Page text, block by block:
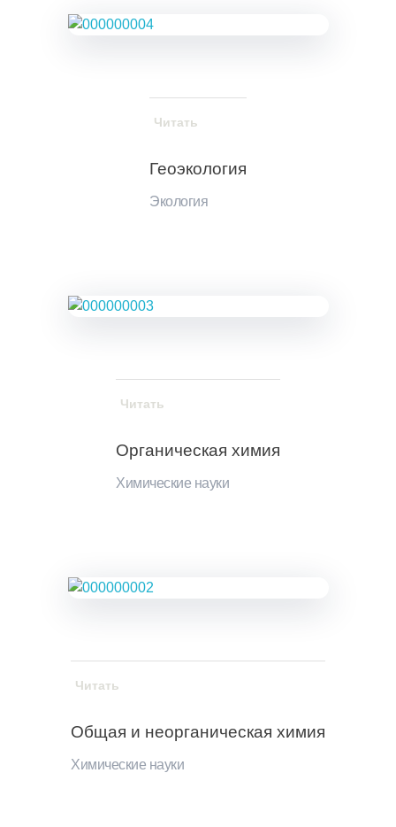
Геоэкология
Экология
Читать
Органическая химия
Химические науки
Читать
Общая и неорганическая химия
Химические науки
Читать